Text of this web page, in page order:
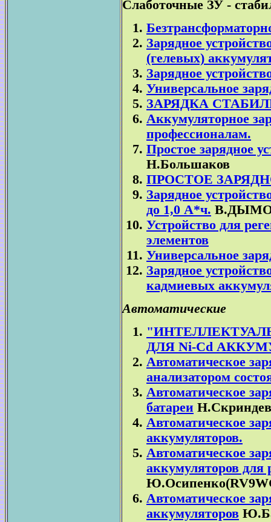
Слаботочные ЗУ -
Зарядное
(гелевых)
Зарядное
Универсальное
ЗАРЯДКА
Аккумуляторное
профессионалам.
Простое зарядное
Н.Большаков
ПРОСТОЕ
Зарядное
до 1,0 А*ч.
Устройство для
элементов
Универсальное
Зарядное
кадмиевых
Автоматические
ДЛЯ Ni-Cd
Автоматическое
анализатором
Автоматическое
батареи
Автоматическое
аккумуляторов.
Автоматическое
аккумуляторов
Автоматическое
аккумуляторов